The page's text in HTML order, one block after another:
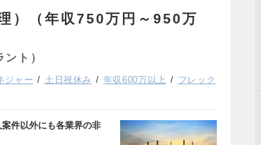
）（年収750万円～950万
ト）
ジャー 土日祝休み 年収600万以上
フレック
件以外にも各業界の非